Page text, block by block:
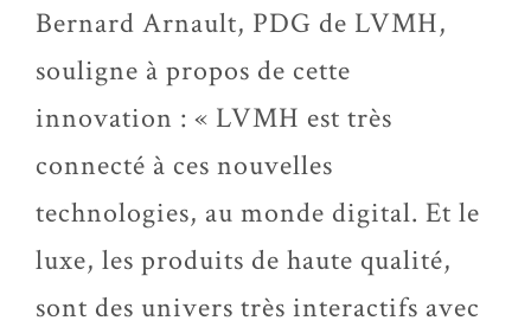
Bernard Arnault, PDG de LVMH,
souligne à propos de cette
innovation : « LVMH est très
connecté à ces nouvelles
technologies, au monde digital. Et le
luxe, les produits de haute qualité,
sont des univers très interactifs avec